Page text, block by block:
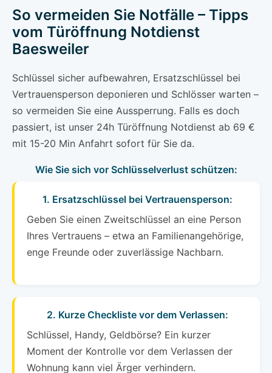
So vermeiden Sie Notfälle – Tipps
vom Türöffnung Notdienst
Baesweiler
Schlüssel sicher aufbewahren, Ersatzschlüssel bei
Vertrauensperson deponieren und Schlösser warten –
so vermeiden Sie eine Aussperrung. Falls es doch
passiert, ist unser 24h Türöffnung Notdienst ab 69 €
mit 15-20 Min Anfahrt sofort für Sie da.
Wie Sie sich vor Schlüsselverlust schützen:
1. Ersatzschlüssel bei Vertrauensperson:
Geben Sie einen Zweitschlüssel an eine Person
Ihres Vertrauens – etwa an Familienangehörige,
enge Freunde oder zuverlässige Nachbarn.
2. Kurze Checkliste vor dem Verlassen:
Schlüssel, Handy, Geldbörse? Ein kurzer
Moment der Kontrolle vor dem Verlassen der
Wohnung kann viel Ärger verhindern.